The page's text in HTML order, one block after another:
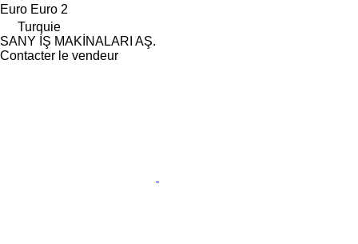
Euro Euro 2
Turquie
SANY İŞ MAKİNALARI AŞ.
Contacter le vendeur